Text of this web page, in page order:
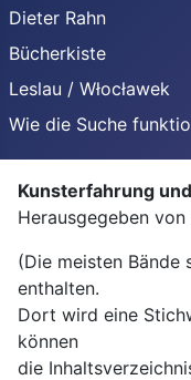
Dieter Rahn
Bücherkiste
Leslau / Włocławek
Wie die Suche
Kunsterfahrung
Herausgegeben
(Die meisten Bände
enthalten.
Dort wird eine
können
die